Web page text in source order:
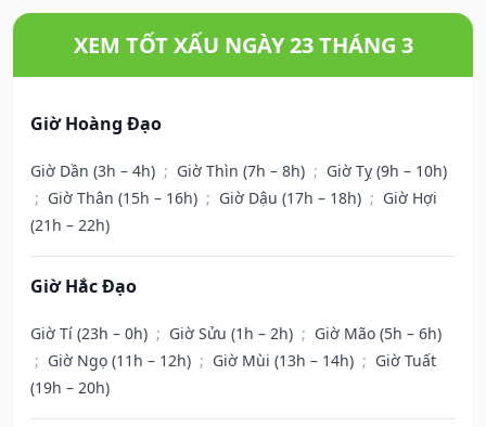
XEM TỐT XẤU NGÀY 23 THÁNG 3
Giờ Hoàng Đạo
Giờ Dần (3h – 4h) ; Giờ Thìn (7h – 8h) ; Giờ Tỵ (9h – 10h)
; Giờ Thân (15h – 16h) ; Giờ Dậu (17h – 18h) ; Giờ Hợi
(21h – 22h)
Giờ Hắc Đạo
Giờ Tí (23h – 0h) ; Giờ Sửu (1h – 2h) ; Giờ Mão (5h – 6h)
; Giờ Ngọ (11h – 12h) ; Giờ Mùi (13h – 14h) ; Giờ Tuất
(19h – 20h)